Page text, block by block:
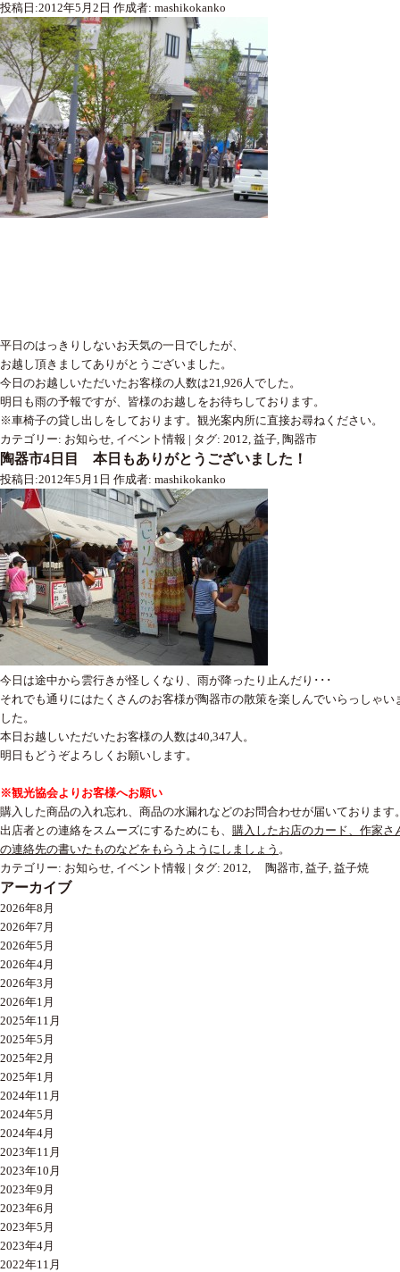
投稿日:2012年5月2日 作成者: mashikokanko
平日のはっきりしないお天気の一日でしたが、
お越し頂きましてありがとうございました。
今日のお越しいただいたお客様の人数は21,926人でした。
明日も雨の予報ですが、皆様のお越しをお待ちしております。
※車椅子の貸し出しをしております。観光案内所に直接お尋ねください。
カテゴリー: お知らせ, イベント情報 | タグ: 2012, 益子, 陶器市
陶器市4日目 本日もありがとうございました！
投稿日:2012年5月1日 作成者: mashikokanko
今日は途中から雲行きが怪しくなり、雨が降ったり止んだり･･･
それでも通りにはたくさんのお客様が陶器市の散策を楽しんでいらっしゃい
した。
本日お越しいただいたお客様の人数は40,347人。
明日もどうぞよろしくお願いします。
※観光協会よりお客様へお願い
購入した商品の入れ忘れ、商品の水漏れなどのお問合わせが届いております
出店者との連絡をスムーズにするためにも、 購入したお店のカード、作家さ
の連絡先の書いたものなどをもらうようにしましょう 。
カテゴリー: お知らせ, イベント情報 | タグ: 2012, 陶器市, 益子, 益子焼
アーカイブ
2026年8月
2026年7月
2026年5月
2026年4月
2026年3月
2026年1月
2025年11月
2025年5月
2025年2月
2025年1月
2024年11月
2024年5月
2024年4月
2023年11月
2023年10月
2023年9月
2023年6月
2023年5月
2023年4月
2022年11月